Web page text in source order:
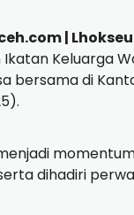
|
Ikatan Keluarga
bersama di
dihadiri